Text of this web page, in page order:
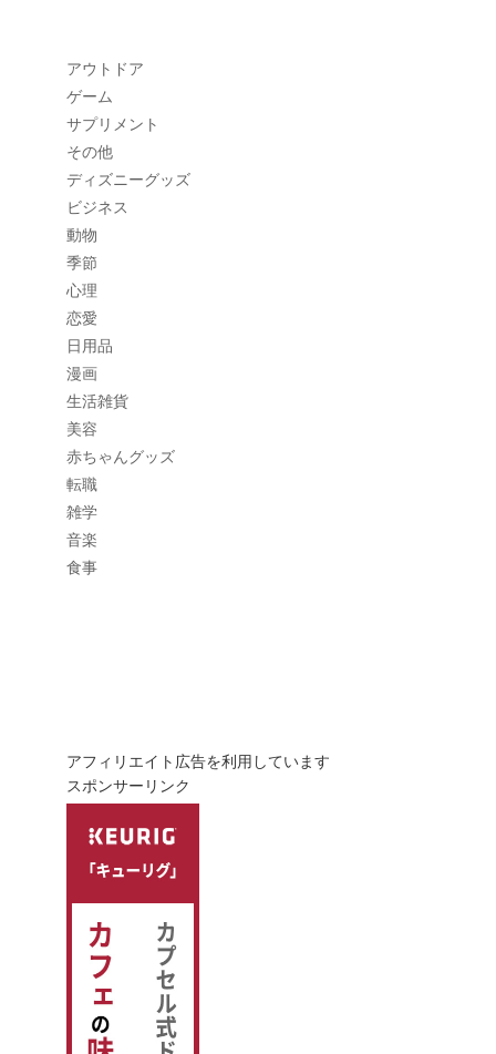
アウトドア
ゲーム
サプリメント
その他
ディズニーグッズ
ビジネス
動物
季節
心理
恋愛
日用品
漫画
生活雑貨
美容
赤ちゃんグッズ
転職
雑学
音楽
食事
アフィリエイト広告を利用しています
スポンサーリンク